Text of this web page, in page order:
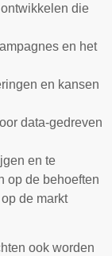
die
en het
en kansen
data-gedreven
en te
op de behoeften
de markt
ook worden